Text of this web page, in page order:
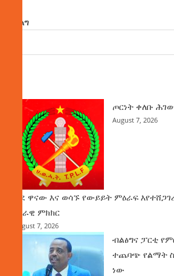
ፈልግ
ጦርነት ቀለቡ
August 7, 2026
ወደ ዋናው እና ወሳኙ የውይይት ምዕራፍ
ሀገራዊ ምክክር
August 7, 2026
ብልፅግና ፓርቲ
ተጨባጭ የልማት
ነው